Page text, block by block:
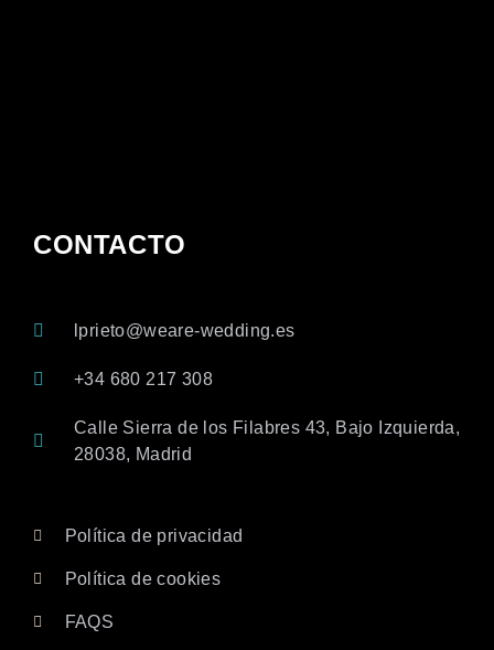
CONTACTO
lprieto@weare-wedding.es
+34 680 217 308
Calle Sierra de los Filabres 43, Bajo Izquierda,
28038, Madrid
Política de privacidad
Política de cookies
FAQS